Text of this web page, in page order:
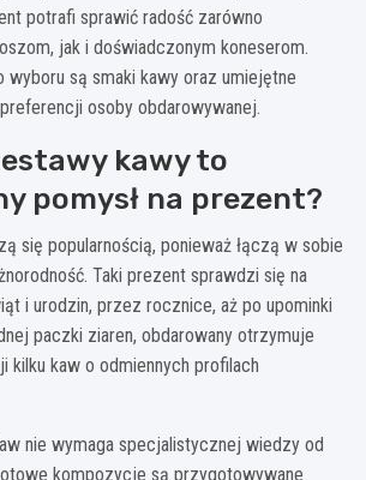
potrafi sprawić radość zarówno
jak i doświadczonym koneserom.
wyboru są smaki kawy oraz umiejętne
osoby obdarowywanej.
kawy to
pomysł na prezent?
się popularnością, ponieważ łączą w sobie
Taki prezent sprawdzi się na
i urodzin, przez rocznice, aż po upominki
paczki ziaren, obdarowany otrzymuje
kilku kaw o odmiennych profilach
nie wymaga specjalistycznej wiedzy od
kompozycje są przygotowywane